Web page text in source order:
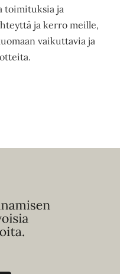
toimituksia ja
ja kerro meille,
vaikuttavia ja